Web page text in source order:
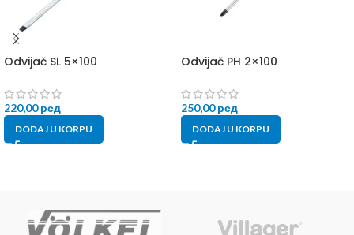
Odvijač SL 5×100
220,00рсд
DODAJ U KORPU
Odvijač PH 2×100
250,00рсд
DODAJ U KORPU